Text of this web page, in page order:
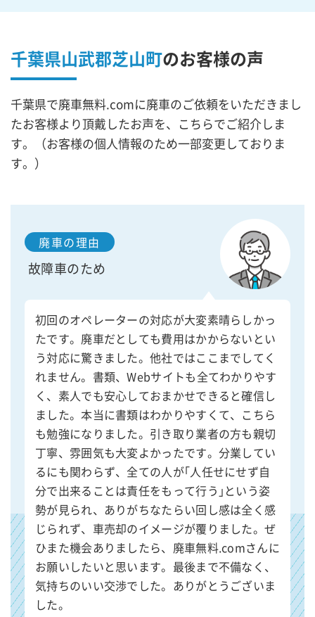
千葉県山武郡芝山町のお客様の声
千葉県で廃車無料.comに廃車のご依頼をいただきまし
たお客様より頂戴したお声を、こちらでご紹介しま
す。（お客様の個人情報のため一部変更しておりま
す。）
廃車の理由
故障車のため
初回のオペレーターの対応が大変素晴らしかっ
たです。廃車だとしても費用はかからないとい
う対応に驚きました。他社ではここまでしてく
れません。書類、Webサイトも全てわかりやす
く、素人でも安心しておまかせできると確信し
ました。本当に書類はわかりやすくて、こちら
も勉強になりました。引き取り業者の方も親切
丁寧、雰囲気も大変よかったです。分業してい
るにも関わらず、全ての人が｢人任せにせず自
分で出来ることは責任をもって行う｣という姿
勢が見られ、ありがちなたらい回し感は全く感
じられず、車売却のイメージが覆りました。ぜ
ひまた機会ありましたら、廃車無料.comさんに
お願いしたいと思います。最後まで不備なく、
気持ちのいい交渉でした。ありがとうございま
した。